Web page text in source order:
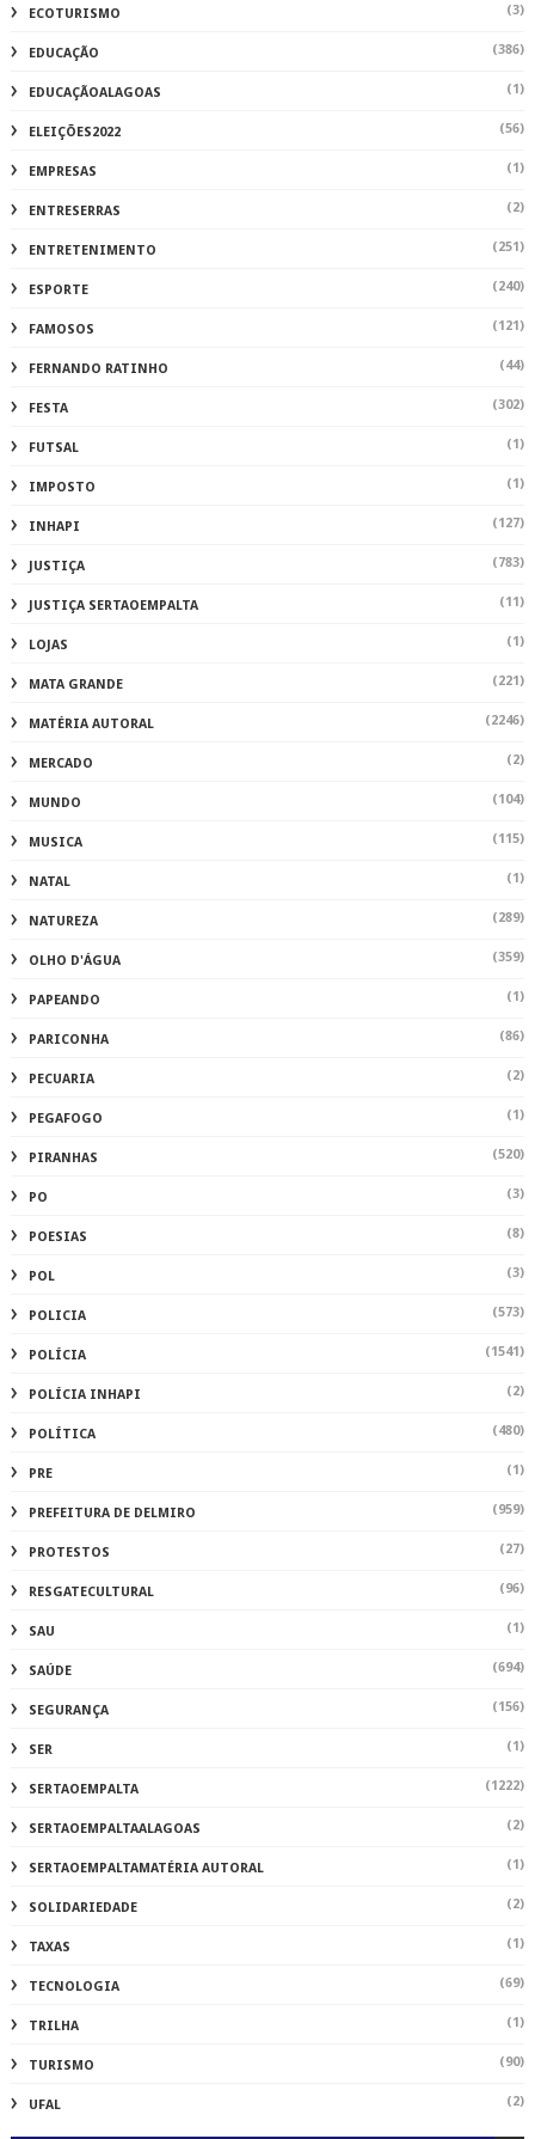
ECOTURISMO (3)
EDUCAÇÃO (386)
EDUCAÇÃOALAGOAS (1)
ELEIÇÕES2022 (56)
EMPRESAS (1)
ENTRESERRAS (2)
ENTRETENIMENTO (251)
ESPORTE (240)
FAMOSOS (121)
FERNANDO RATINHO (44)
FESTA (302)
FUTSAL (1)
IMPOSTO (1)
INHAPI (127)
JUSTIÇA (783)
JUSTIÇA SERTAOEMPALTA (11)
LOJAS (1)
MATA GRANDE (221)
MATÉRIA AUTORAL (2246)
MERCADO (2)
MUNDO (104)
MUSICA (115)
NATAL (1)
NATUREZA (289)
OLHO D'ÁGUA (359)
PAPEANDO (1)
PARICONHA (86)
PECUARIA (2)
PEGAFOGO (1)
PIRANHAS (520)
PO (3)
POESIAS (8)
POL (3)
POLICIA (573)
POLÍCIA (1541)
POLÍCIA INHAPI (2)
POLÍTICA (480)
PRE (1)
PREFEITURA DE DELMIRO (959)
PROTESTOS (27)
RESGATECULTURAL (96)
SAU (1)
SAÚDE (694)
SEGURANÇA (156)
SER (1)
SERTAOEMPALTA (1222)
SERTAOEMPALTAALAGOAS (2)
SERTAOEMPALTAMATÉRIA AUTORAL (1)
SOLIDARIEDADE (2)
TAXAS (1)
TECNOLOGIA (69)
TRILHA (1)
TURISMO (90)
UFAL (2)